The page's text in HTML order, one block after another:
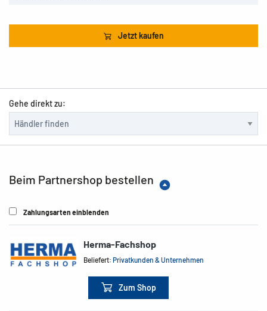
Jetzt kaufen
Gehe direkt zu:
Beim Partnershop bestellen
Zahlungsarten einblenden
Herma-Fachshop
Beliefert:Privatkunden & Unternehmen
Zum Shop